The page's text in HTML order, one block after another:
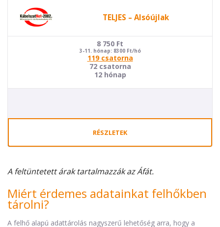
TELJES – Alsóújlak
8 750 Ft
3-11. hónap: 8300 Ft/hó
119 csatorna
72 csatorna
12 hónap
RÉSZLETEK
A feltüntetett árak tartalmazzák az Áfát.
Miért érdemes adatainkat felhőkben
tárolni?
A felhő alapú adattárolás nagyszerű lehetőség arra, hogy a